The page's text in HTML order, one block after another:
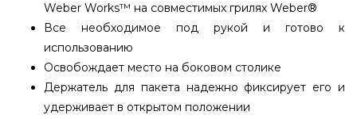
Weber Works™ на совместимых грилях Weber®
Все необходимое под рукой и готово к
использованию
Освобождает место на боковом столике
Держатель для пакета надежно фиксирует его и
удерживает в открытом положении